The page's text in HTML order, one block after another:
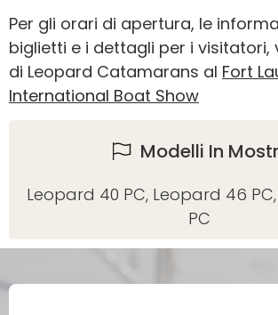
Per gli orari di apertura, le
biglietti e i dettagli per i visitatori,
di Leopard Catamarans al Fort
International Boat Show
Modelli In
Leopard 40 PC, Leopard 46 PC,
PC